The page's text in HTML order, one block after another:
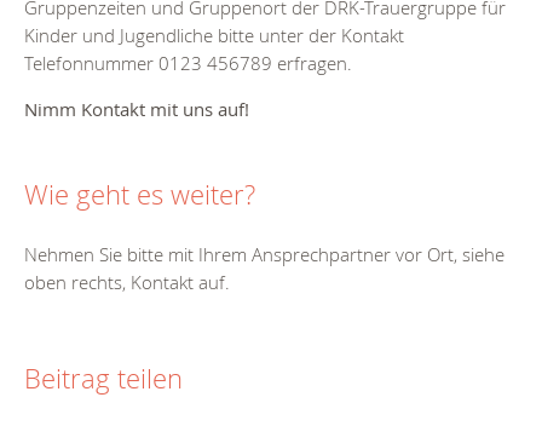
Gruppenzeiten und Gruppenort der DRK-Trauergruppe für
Kinder und Jugendliche bitte unter der Kontakt
Telefonnummer 0123 456789 erfragen.
Nimm Kontakt mit uns auf!
Wie geht es weiter?
Nehmen Sie bitte mit Ihrem Ansprechpartner vor Ort, siehe
oben rechts, Kontakt auf.
Beitrag teilen